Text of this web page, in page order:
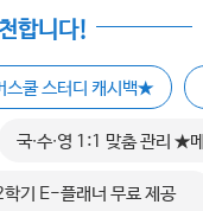
합니다!
스쿨 스터디 캐시백★
국∙수∙영 1:1 맞춤 관리 ★
기 E-플래너 무료 제공